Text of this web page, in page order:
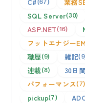
C# 67 業務
SQL Server 30
ASP.NET 16
フットエナジー
職歴 9 雑記 9
連載 8 30日
パフォーマンス 7
pickup 7